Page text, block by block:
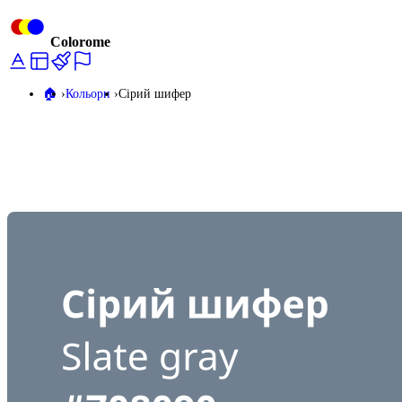
Colorome
🏠️ Кольори Сірий шифер